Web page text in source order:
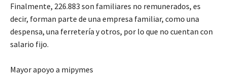
Finalmente, 226.883 son familiares no remunerados, es
decir, forman parte de una empresa familiar, como una
despensa, una ferretería y otros, por lo que no cuentan con
salario fijo.
Mayor apoyo a mipymes